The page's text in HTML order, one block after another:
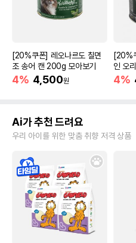
[20%쿠폰] 레오나르도 칠면
조 송어 캔 200g 모아보기
4% 4,500원
[20%
인 오
4%
Ai가 추천 드려요
우리 아이를 위한 맞춤 취향 저격 상품